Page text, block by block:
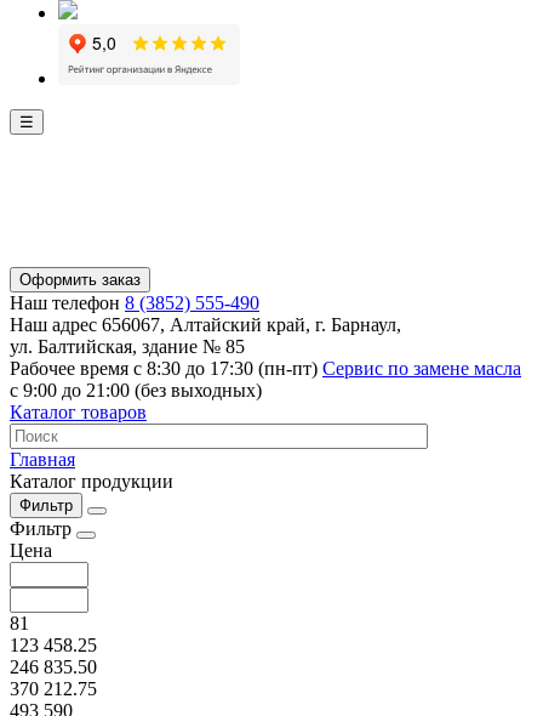
☰
Оформить заказ
Наш телефон 8 (3852) 555-490
Наш адрес 656067, Алтайский край, г. Барнаул,
ул. Балтийская, здание № 85
Рабочее время с 8:30 до 17:30 (пн-пт) Сервис по замене масла
с 9:00 до 21:00 (без выходных)
Каталог товаров
Главная
Каталог продукции
Фильтр
Фильтр
Цена
81
123 458.25
246 835.50
370 212.75
493 590